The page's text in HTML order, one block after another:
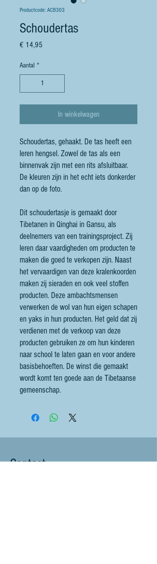
Productcode: ACB303
Schoudertas
€ 14,95
Aantal *
In winkelwagen
Schoudertas, gehaakt. De tas heeft een
leren hengsel. Zowel de tas als een
binnenvak zijn met een rits afsluitbaar.
De kleuren zijn in het echt iets donkerder
dan op de foto.
Dit schoudertasje is gemaakt door
Tibetanen in Qinghai in Gansu, als
deelnemers van een trainingsproject. Zij
leren daar vaardigheden om producten te
maken die goed te verkopen zijn. Naast
het vervaardigen van deze kralenkoorden
maken zij sieraden en ook veel stoffen
producten. Deze ambachtsmensen
verwerken de wol van hun eigen schapen
en yaks in hun producten. Het geld dat zij
verdienen met de verkoop van deze
producten gebruiken ze om hun kinderen
naar school te laten gaan en voor andere
basisbehoeften. De winst die gemaakt
wordt komt ten goede aan de Tibetaanse
gemeenschap.
Contact